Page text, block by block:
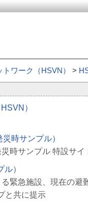
ワーク（HSVN） >
）
時サンプル）
時サンプル 特設サイ
）
緊急施設、現在の避
と共に提示